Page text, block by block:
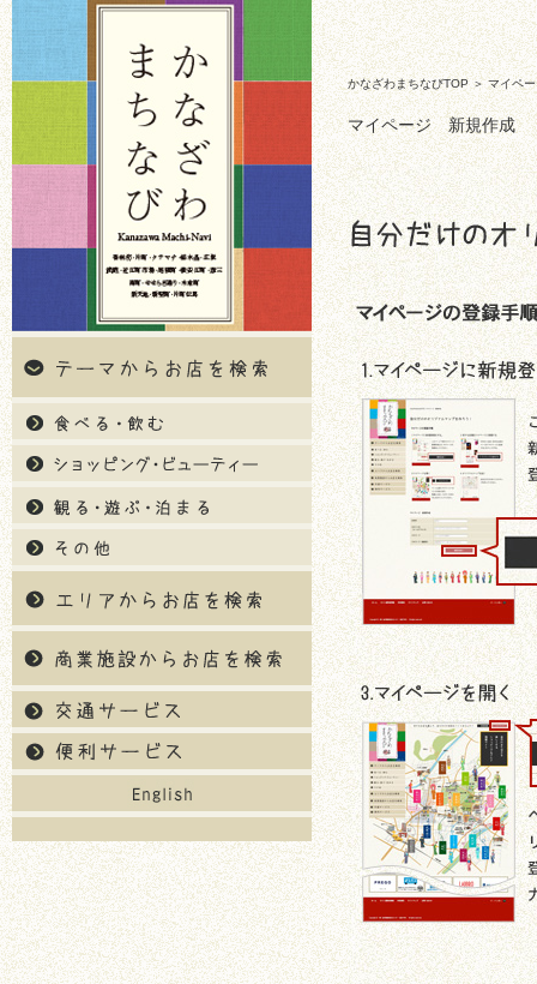
かなざわまちなびTOP＞ マイペ
マイページ 新規作成